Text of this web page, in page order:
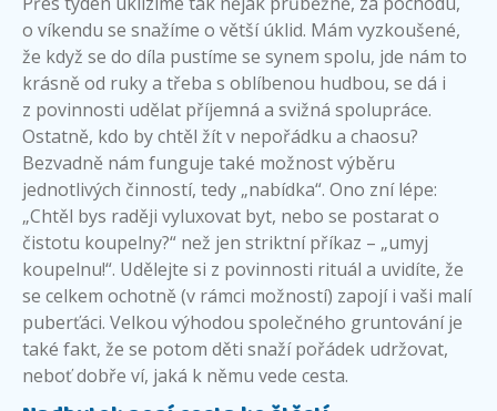
o víkendu se snažíme o větší úklid. Mám vyzkoušené,
že když se do díla pustíme se synem spolu, jde nám to
krásně od ruky a třeba s oblíbenou hudbou, se dá i
z povinnosti udělat příjemná a svižná spolupráce.
Ostatně, kdo by chtěl žít v nepořádku a chaosu?
Bezvadně nám funguje také možnost výběru
jednotlivých činností, tedy „nabídka“. Ono zní lépe:
„Chtěl bys raději vyluxovat byt, nebo se postarat o
čistotu koupelny?“ než jen striktní příkaz – „umyj
koupelnu!“. Udělejte si z povinnosti rituál a uvidíte, že
se celkem ochotně (v rámci možností) zapojí i vaši malí
puberťáci. Velkou výhodou společného gruntování je
také fakt, že se potom děti snaží pořádek udržovat,
neboť dobře ví, jaká k němu vede cesta.